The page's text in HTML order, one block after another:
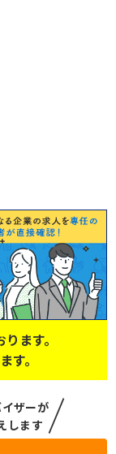
ます。
す。
ザーが
します